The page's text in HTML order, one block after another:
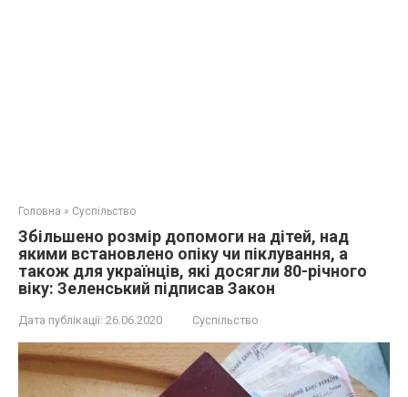
Головна » Суспільство
Збільшено розмір допомоги на дітей, над
якими встановлено опіку чи піклування, а
також для українців, які досягли 80-річного
віку: Зеленський підписав Закон
Дата публікації: 26.06.2020 Суспільство